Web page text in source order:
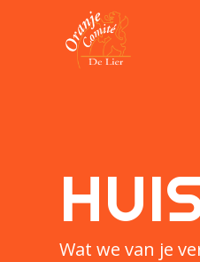
Wat we van je